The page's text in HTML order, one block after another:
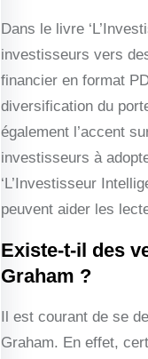
Dans le livre
investisseurs vers
financier en format
diversification du
également l’accent
investisseurs à
‘L’Investisseur
peuvent aider les
Existe-t-il des
Graham ?
Il est courant de se
Graham. En effet,